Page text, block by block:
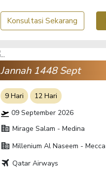
Konsultasi Sekarang
Jannah 1448 Sept
9 Hari
12 Hari
09 September 2026
corporate_fare Mirage Salam - Medina
corporate_fare Millenium Al Naseem - Mecca
travel Qatar Airways